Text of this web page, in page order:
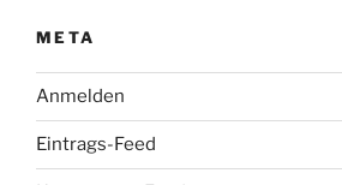
META
Anmelden
Eintrags-Feed